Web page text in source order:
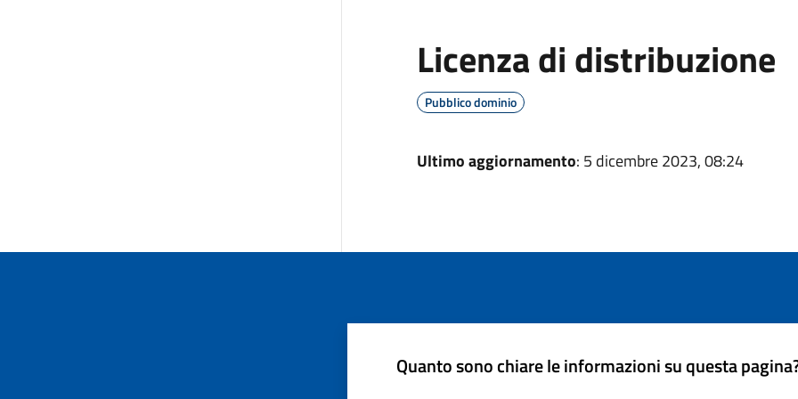
Licenza di distribuzione
Pubblico dominio
Ultimo aggiornamento: 5 dicembre 2023, 08:24
Quanto sono chiare le informazioni su questa